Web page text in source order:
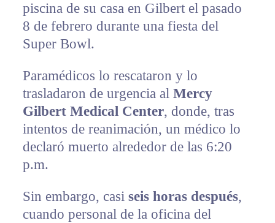
piscina de su casa en Gilbert el pasado
8 de febrero durante una fiesta del
Super Bowl.
Paramédicos lo rescataron y lo
trasladaron de urgencia al Mercy
Gilbert Medical Center, donde, tras
intentos de reanimación, un médico lo
declaró muerto alrededor de las 6:20
p.m.
Sin embargo, casi seis horas después,
cuando personal de la oficina del